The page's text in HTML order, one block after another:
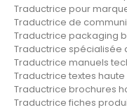
Traductrice pour
Traductrice de
Traductrice packaging
Traductrice spécialisée
Traductrice manuels
Traductrice textes
Traductrice brochures
Traductrice fiches